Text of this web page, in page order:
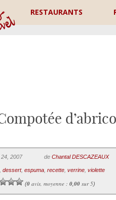
RESTAURANTS
24, 2007 de Chantal DESCAZEAUX
dessert, espuma, recette, verrine, violette
(0avis, moyenne : 0,00sur 5)